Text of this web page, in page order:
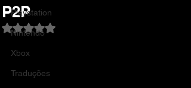
Playstation
Nintendo
Xbox
Traduções
P2P
Avaliado com NaN de 5 estrelas.